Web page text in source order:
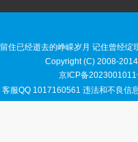
留住已经逝去的峥嵘岁月 记住曾经绽
Copyright (C) 2008-
京ICP备
客服QQ 1017160561 违法和不良信